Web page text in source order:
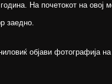
На почетокот на
заедно.
објави фотографија